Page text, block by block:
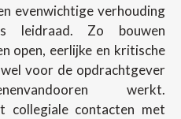
evenwichtige verhouding
leidraad. Zo bouwen
open, eerlijke en kritische
voor de opdrachtgever
werkt.
collegiale contacten met